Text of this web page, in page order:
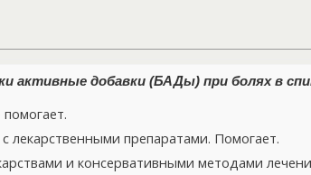
активные добавки (БАДы) при болях в
лекарственными препаратами. Помогает.
и консервативными методами